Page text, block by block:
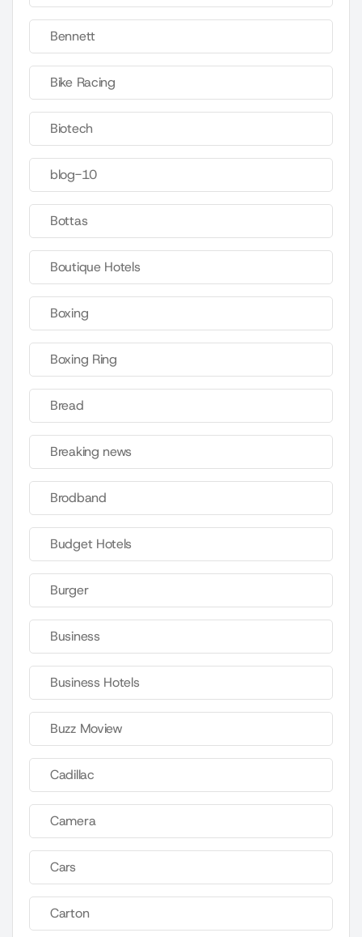
Bennett
Bike Racing
Biotech
blog-10
Bottas
Boutique Hotels
Boxing
Boxing Ring
Bread
Breaking news
Brodband
Budget Hotels
Burger
Business
Business Hotels
Buzz Moview
Cadillac
Camera
Cars
Carton